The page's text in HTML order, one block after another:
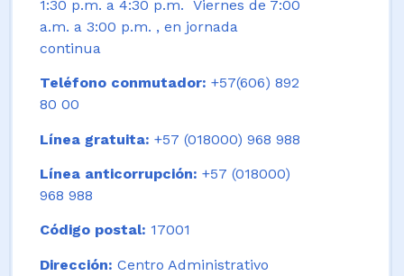
1:30 p.m. a 4:30 p.m. Viernes de 7:00
a.m. a 3:00 p.m. , en jornada
continua
Teléfono conmutador: +57(606) 892
80 00
Línea gratuita: +57 (018000) 968 988
Línea anticorrupción: +57 (018000)
968 988
Código postal: 17001
Dirección: Centro Administrativo